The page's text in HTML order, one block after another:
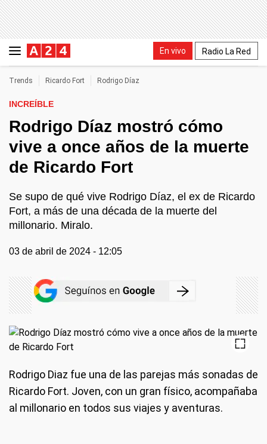
En vivo Radio La Red
Trends Ricardo Fort Rodrigo Díaz
INCREÍBLE
Rodrigo Díaz mostró cómo
vive a once años de la muerte
de Ricardo Fort
Se supo de qué vive Rodrigo Díaz, el ex de Ricardo
Fort, a más de una década de la muerte del
millonario. Miralo.
03 de abril de 2024 - 12:05
Rodrigo Diaz fue una de las parejas más sonadas de
Ricardo Fort. Joven, con un gran físico, acompañaba
al millonario en todos sus viajes y aventuras.